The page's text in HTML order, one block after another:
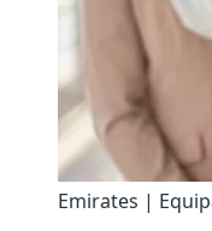
Emirates |